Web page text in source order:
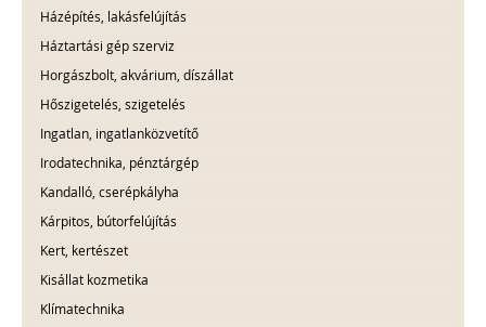
Házépítés, lakásfelújítás
Háztartási gép szerviz
Horgászbolt, akvárium, díszállat
Hőszigetelés, szigetelés
Ingatlan, ingatlanközvetítő
Irodatechnika, pénztárgép
Kandalló, cserépkályha
Kárpitos, bútorfelújítás
Kert, kertészet
Kisállat kozmetika
Klímatechnika